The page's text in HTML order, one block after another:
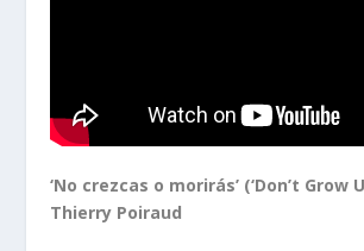
‘No crezcas o morirás’ (‘Don’t Grow
Thierry Poiraud